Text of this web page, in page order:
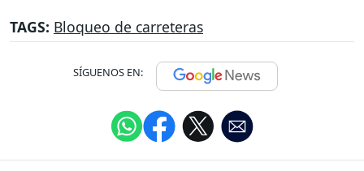
TAGS: Bloqueo de carreteras
SÍGUENOS EN: